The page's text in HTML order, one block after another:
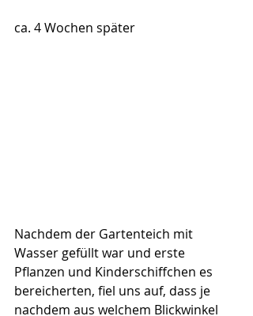
ca. 4 Wochen später
Nachdem der Gartenteich mit
Wasser gefüllt war und erste
Pflanzen und Kinderschiffchen es
bereicherten, fiel uns auf, dass je
nachdem aus welchem Blickwinkel